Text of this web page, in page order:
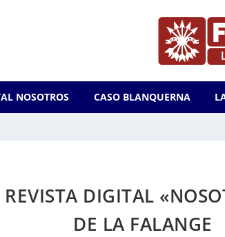
NOSOTROS CASO BLANQUERNA
DIGITAL
DE LA FALANGE